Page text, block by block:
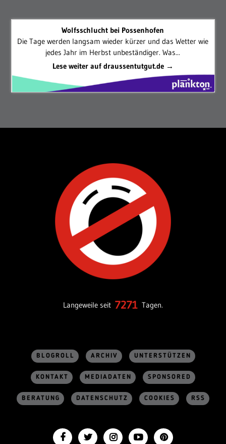
Wolfsschlucht bei Possenhofen
Die Tage werden langsam wieder kürzer und das Wetter wie
jedes Jahr im Herbst unbeständiger. Was...
Lese weiter auf draussentutgut.de →
Langeweile seit 7271 Tagen.
BLOGROLL ARCHIV UNTERSTÜTZEN
KONTAKT MEDIADATEN SPONSORED
BERATUNG DATENSCHUTZ COOKIES RSS